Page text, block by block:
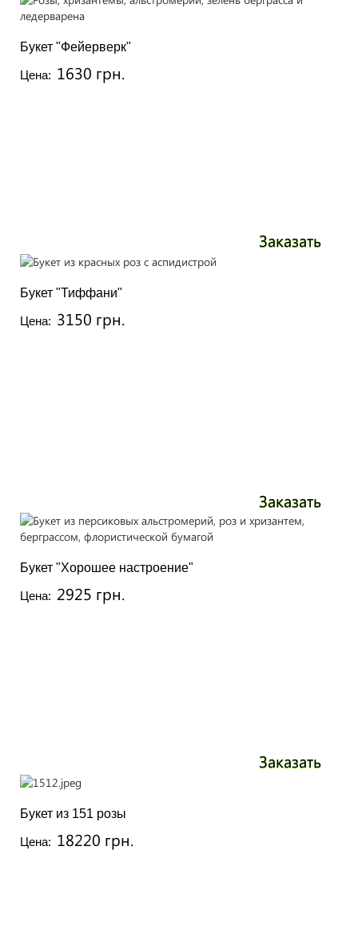
Букет "Фейерверк"
Цена: 1630 грн.
Заказать
Букет "Тиффани"
Цена: 3150 грн.
Заказать
Букет "Хорошее настроение"
Цена: 2925 грн.
Заказать
Букет из 151 розы
Цена: 18220 грн.